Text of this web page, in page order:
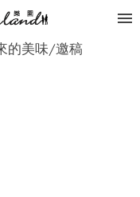
的美味/邀稿